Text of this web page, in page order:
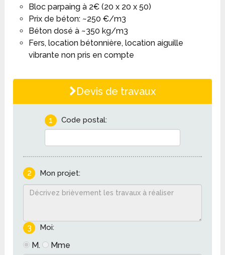
Bloc parpaing à 2€ (20 x 20 x 50)
Prix de béton: ~250 €/m3
Béton dosé à ~350 kg/m3
Fers, location bétonnière, location aiguille
vibrante non pris en compte
Devis de travaux
1 Code postal:
2 Mon projet:
3 Moi:
M. Mme